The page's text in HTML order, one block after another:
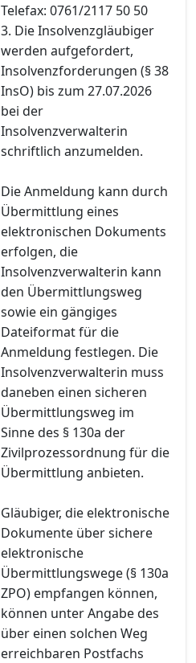
Telefax: 0761/2117 50 50
3. Die Insolvenzgläubiger
werden aufgefordert,
Insolvenzforderungen (§ 38
InsO) bis zum 27.07.2026
bei der
Insolvenzverwalterin
schriftlich anzumelden.
Die Anmeldung kann durch
Übermittlung eines
elektronischen Dokuments
erfolgen, die
Insolvenzverwalterin kann
den Übermittlungsweg
sowie ein gängiges
Dateiformat für die
Anmeldung festlegen. Die
Insolvenzverwalterin muss
daneben einen sicheren
Übermittlungsweg im
Sinne des § 130a der
Zivilprozessordnung für die
Übermittlung anbieten.
Gläubiger, die elektronische
Dokumente über sichere
elektronische
Übermittlungswege (§ 130a
ZPO) empfangen können,
können unter Angabe des
über einen solchen Weg
erreichbaren Postfachs